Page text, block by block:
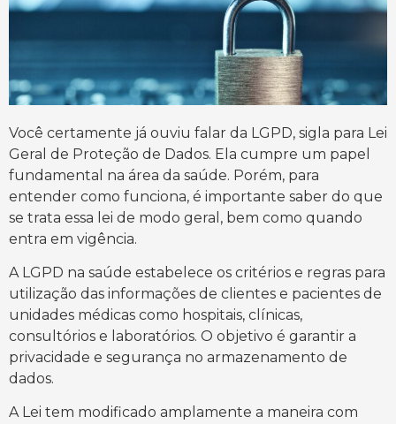
Você certamente já ouviu falar da LGPD, sigla para Lei
Geral de Proteção de Dados. Ela cumpre um papel
fundamental na área da saúde. Porém, para
entender como funciona, é importante saber do que
se trata essa lei de modo geral, bem como quando
entra em vigência.
A LGPD na saúde estabelece os critérios e regras para
utilização das informações de clientes e pacientes de
unidades médicas como hospitais, clínicas,
consultórios e laboratórios. O objetivo é garantir a
privacidade e segurança no armazenamento de
dados.
A Lei tem modificado amplamente a maneira com